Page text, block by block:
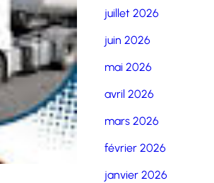
juillet 2026
juin 2026
mai 2026
avril 2026
mars 2026
février 2026
janvier 2026